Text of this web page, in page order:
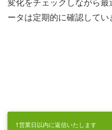
ータは定期的に確認してい
1営業日以内に返信いたします